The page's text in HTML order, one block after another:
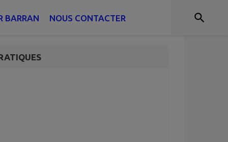
BARRAN NOUS CONTACTER